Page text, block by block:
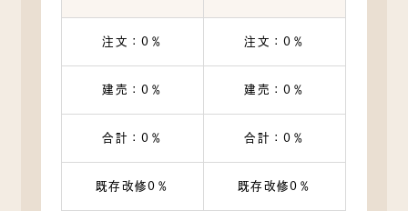
注文：0％ 注文：0％
建売：0％ 建売：0％
合計：0％ 合計：0％
既存改修0％ 既存改修0％